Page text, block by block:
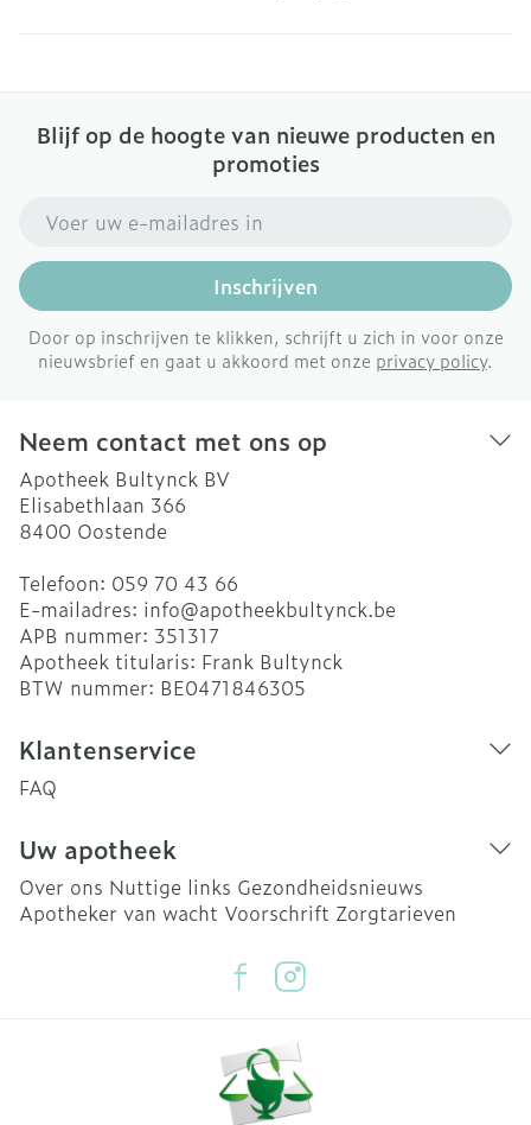
Blijf op de hoogte van nieuwe producten en
promoties
Inschrijven
Door op inschrijven te klikken, schrijft u zich in voor onze
nieuwsbrief en gaat u akkoord met onze privacy policy.
Neem contact met ons op
Apotheek Bultynck BV
Elisabethlaan 366
8400 Oostende
Telefoon: 059 70 43 66
E-mailadres: info@apotheekbultynck.be
APB nummer: 351317
Apotheek titularis: Frank Bultynck
BTW nummer: BE0471846305
Klantenservice
FAQ
Uw apotheek
Over ons Nuttige links Gezondheidsnieuws
Apotheker van wacht Voorschrift Zorgtarieven